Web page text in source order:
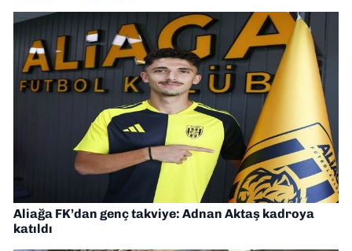
Aliağa FK’dan genç takviye: Adnan Aktaş kadroya
katıldı